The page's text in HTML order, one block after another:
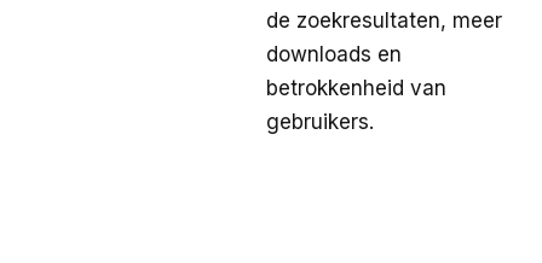
de zoekresultaten, meer
downloads en
betrokkenheid van
gebruikers.